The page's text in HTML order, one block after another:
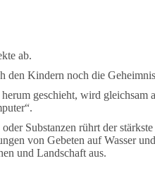
ab.
den Kindern noch die
geschieht, wird
Substanzen rührt der
von Gebeten auf Wasser
und Landschaft aus.